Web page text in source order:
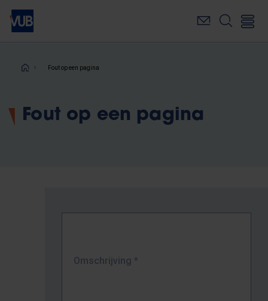
Overslaan
naar
inhoudKruimelpad
Fout op een pagina
Fout op een pagina
Omschrijving *